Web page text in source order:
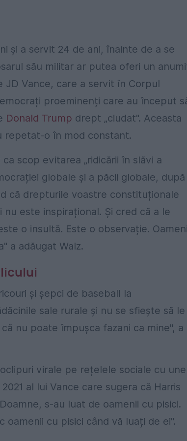
și a servit 24 de ani, înainte de a se
său militar ar putea oferi un
Vance, care a servit în Corpul
proeminenți care au început
Donald Trump drept „ciudat". Aceasta
repetat-o în mod constant.
scop evitarea „ridicării în slăvi a
globale și a păcii globale, după
că drepturile voastre constituționale
este inspirațional. Și cred că a le
o insultă. Este o observație.
a adăugat Walz.
și șepci de baseball la
sale rurale și nu se sfiește să le
nu poate împușca fazani ca mine", a
virale pe rețelele sociale cu
al lui Vance care sugera că Harris
s-au luat de oamenii cu pisici.
cu pisici când vă luați de ei".